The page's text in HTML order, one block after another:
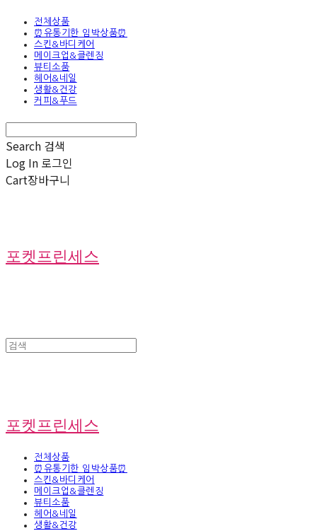
전체상품
⏰유통기한 임박상품⏰
스킨&바디케어
메이크업&클렌징
뷰티소품
헤어&네일
생활&건강
커피&푸드
Search 검색
Log In 로그인
Cart장바구니
포켓프린세스
포켓프린세스
전체상품
⏰유통기한 임박상품⏰
스킨&바디케어
메이크업&클렌징
뷰티소품
헤어&네일
생활&건강